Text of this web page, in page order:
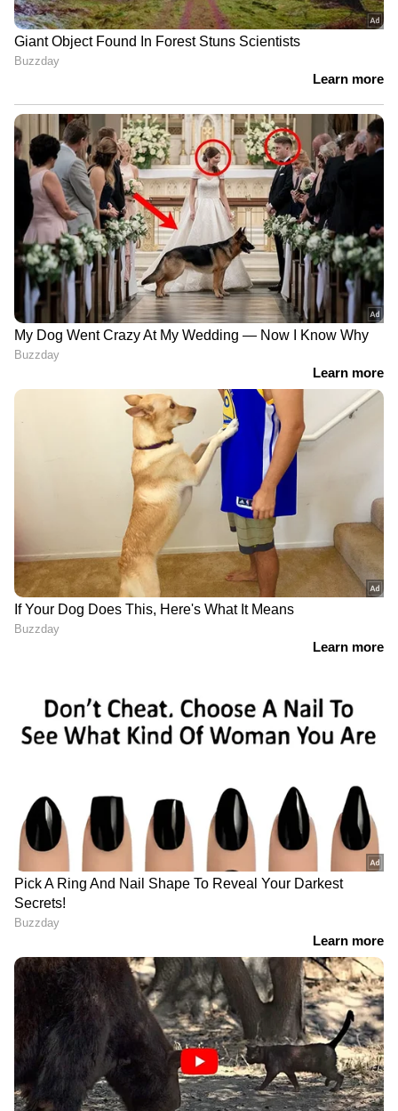
ആഗോളതലത്തില്‍ സാമ്പത്തിക അനിശ്ചിതത്വം
നിലനില്‍ക്കുന്നതിനാല്‍ കൈവശം
ആവശ്യത്തിന് വിദേശനാണ്യ ശേഖരം
നിലനിര്‍ത്താനാണ് റിസര്‍വ് ബാങ്ക് ഇപ്പോള്‍
ശ്രദ്ധിക്കുന്നത്. ഡോളര്‍ ദുര്‍ബലമാകുകയോ,
വിദേശ നിക്ഷേപം രാജ്യത്തേക്ക്
തിരിച്ചെത്തുകയോ, എണ്ണവില കുറയുകയോ
ചെയ്യുന്ന അനുകൂല സാഹചര്യം വരുമ്പോള്‍
വിദേശനാണ്യ ശേഖരം വീണ്ടും വര്‍ധിപ്പിക്കാന്‍
സാധിക്കുമെന്നാണ് റിപ്പോര്‍ട്ടുകള്‍
സൂചിപ്പിക്കുന്നത്.
സ്വര്‍ണം സുരക്ഷിതമായി നാട്ടില്‍ തന്നെ
മെട്രിക് ടണ്‍ സ്വര്‍ണമാണ് ആര്‍.ബി.ഐയുടെ
പക്കലുള്ളത്. ഇതിന്റെ 77 ശതമാനവും
റഷ്യയ്ക്ക് മേല്‍ പാശ്ചാത്യ രാജ്യങ്ങള്‍ ഉപരോധം
ഏര്‍പ്പെടുത്തിയതിന് പിന്നാലെ, വിദേശത്ത്
കരുതല്‍ ശേഖരം സൂക്ഷിക്കുന്നതിലെ
അപകടസാധ്യതകള്‍ മറ്റ് രാജ്യങ്ങള്‍
തിരിച്ചറിഞ്ഞിരുന്നു. ഇതിന്റെ അടിസ്ഥാനത്തില്‍
ഇന്ത്യയടക്കമുള്ള രാജ്യങ്ങള്‍ തങ്ങളുടെ
സ്വര്‍ണശേഖരം നാട്ടിലേക്ക് തന്നെ മാറ്റാന്‍
തുടങ്ങി. കഴിഞ്ഞ കുറച്ച് വര്‍ഷങ്ങളായി
ഇന്ത്യയ്ക്കുള്ളില്‍ സൂക്ഷിച്ചിരിക്കുന്ന
സ്വര്‍ണത്തിന്റെ അളവില്‍ വലിയ വര്‍ധനവാണ്
ഉണ്ടായിട്ടുള്ളത്.